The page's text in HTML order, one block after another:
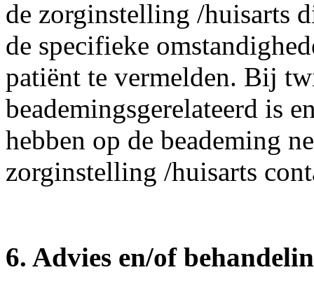
de zorginstelling /huisarts
de specifieke
patiënt te vermelden. Bij
beademingsgerelateerd is
hebben op de beademing
zorginstelling /huisarts
6. Advies en/of